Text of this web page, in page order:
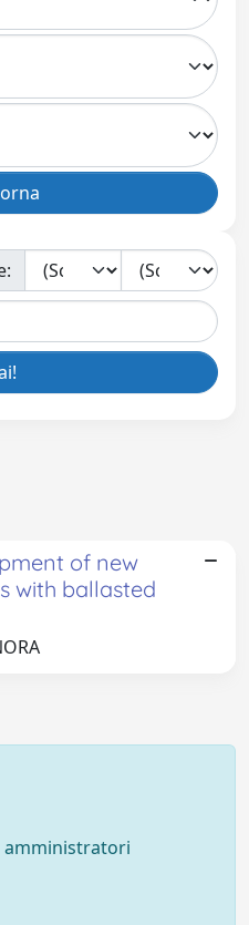
of new
with ballasted
amministratori